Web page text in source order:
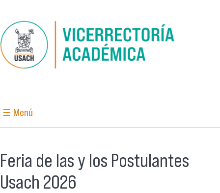
☰ Menú
Feria de las y los Postulantes
Usach 2026